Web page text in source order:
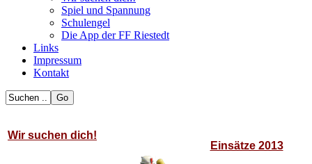
Spiel und Spannung
Schulengel
Die App der FF Riestedt
Links
Impressum
Kontakt
Wir suchen dich!
Einsätze 2013